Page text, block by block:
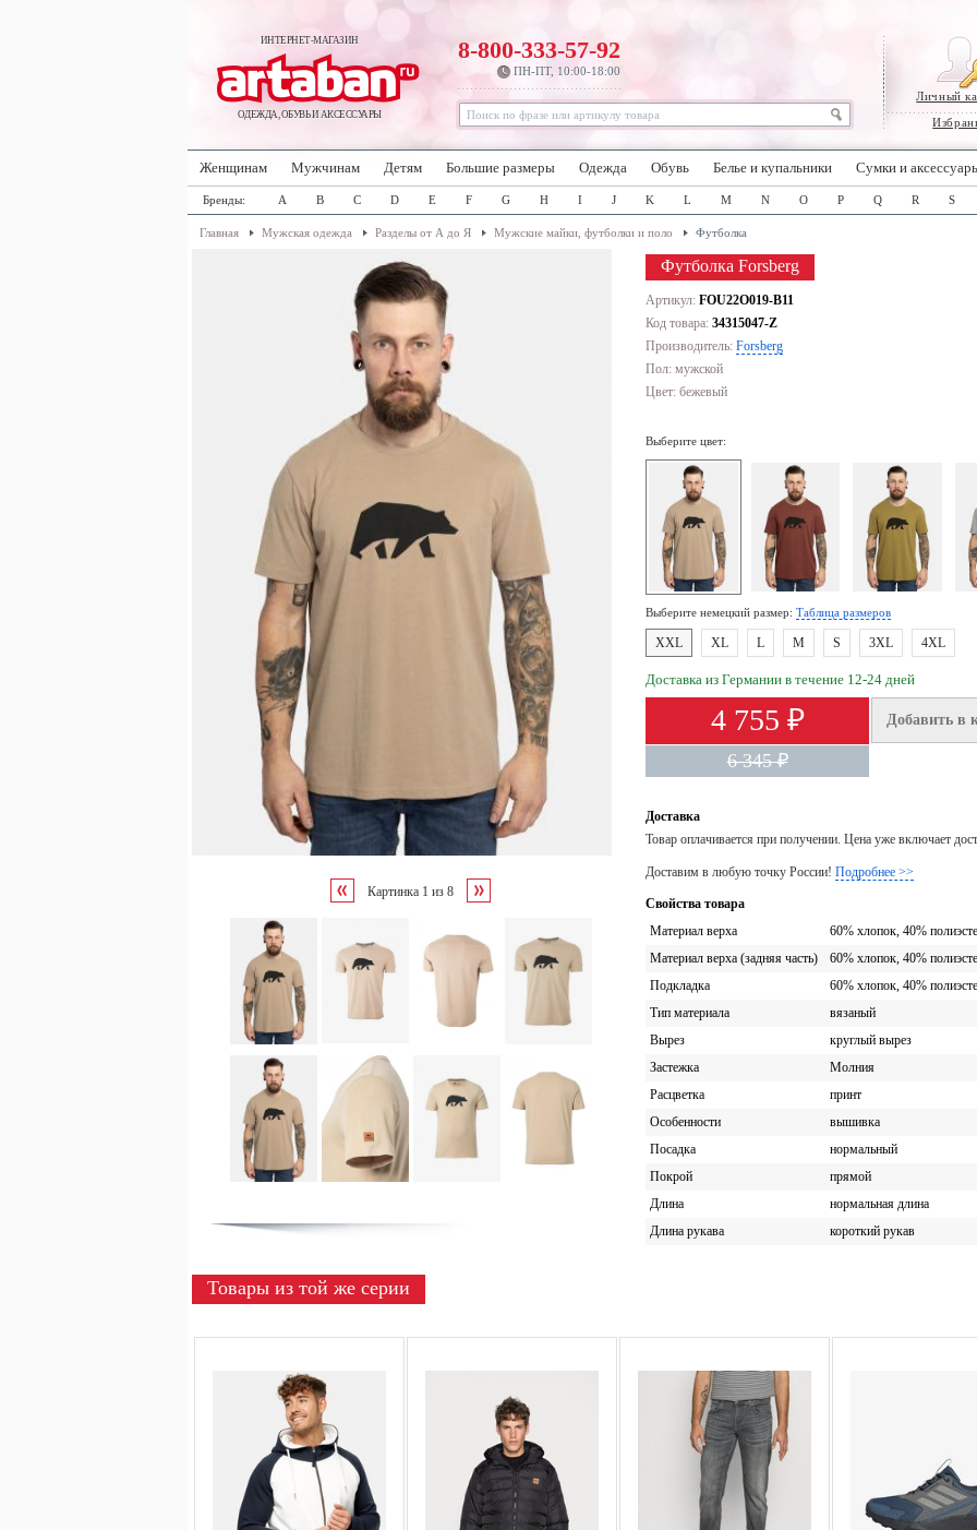
ИНТЕРНЕТ-МАГАЗИН
ОДЕЖДА, ОБУВЬ И АКСЕССУАРЫ
Личный
8-800-333-57-92
ПН-ПТ, 10:00-18:00
Женщинам Мужчинам Детям Большие размеры Одежда Обувь Белье и купальники Сумки и
Бренды: A B C D E F G H I J K L M N O P Q R S
Главная Мужская одежда Разделы от А до Я Мужские майки, футболки и поло Футболка
Картинка 1 из 8
Футболка Forsberg
Артикул: FOU22O019-B11
Код товара: 34315047-Z
Производитель: Forsberg
Пол: мужской
Цвет: бежевый
Выберите цвет:
Выберите немецкий размер: Таблица размеров
XXL XL L M S 3XL 4XL
Доставка из Германии в течение 12-24 дней
4 755 ₽ Добавить в
6 345 ₽
Доставка
Товар оплачивается при получении. Цена уже включает
Доставим в любую точку России! Подробнее >>
Свойства товара
Материал верха
60% хлопок, 40%
Материал верха (задняя часть)
60% хлопок, 40%
Подкладка
60% хлопок, 40%
Тип материала
вязаный
Вырез
круглый вырез
Застежка
Молния
Расцветка
принт
Особенности
вышивка
Посадка
нормальный
Покрой
прямой
Длина
нормальная длина
Длина рукава
короткий рукав
Товары из той же серии